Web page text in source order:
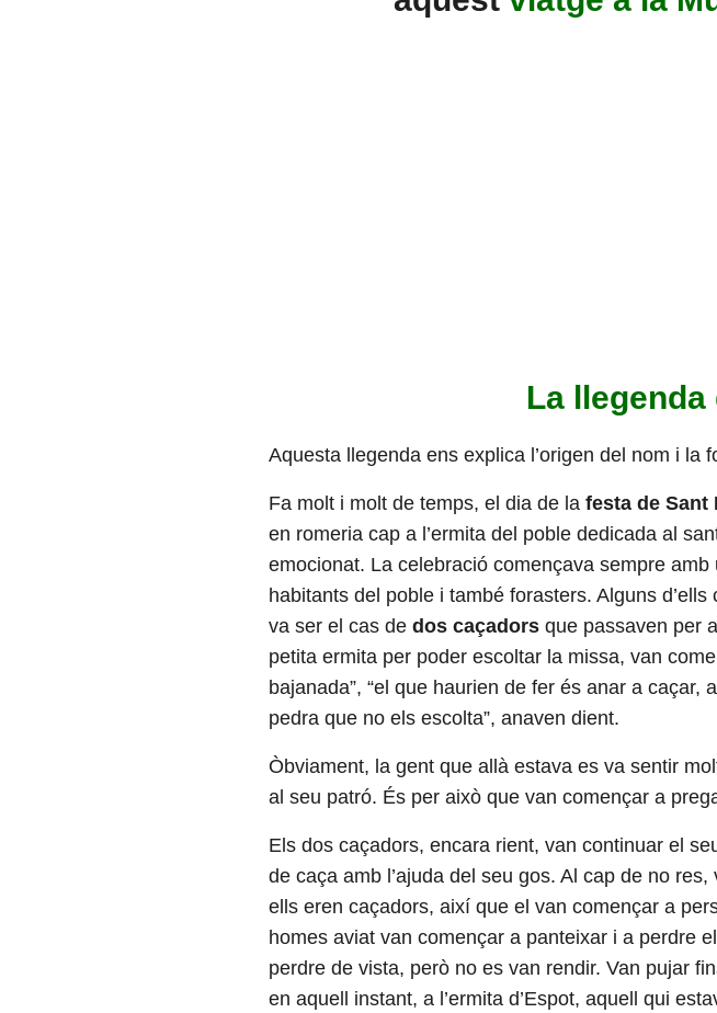
La
Aquesta llegenda ens explica l’origen del nom i
Fa molt i molt de temps, el dia de la festa de Sant
en romeria cap a l’ermita del poble dedicada al
emocionat. La celebració començava sempre amb
habitants del poble i també forasters. Alguns
va ser el cas de dos caçadorsque passaven per
petita ermita per poder escoltar la missa, van
bajanada”, “el que haurien de fer és anar a
pedra que no els escolta”, anaven dient.
Òbviament, la gent que allà estava es va sentir
al seu patró. És per això que van començar a
Els dos caçadors, encara rient, van continuar el
de caça amb l’ajuda del seu gos. Al cap de no res,
ells eren caçadors, així que el van començar a
homes aviat van començar a panteixar i a perdre
perdre de vista, però no es van rendir. Van pujar
en aquell instant, a l’ermita d’Espot, aquell qui